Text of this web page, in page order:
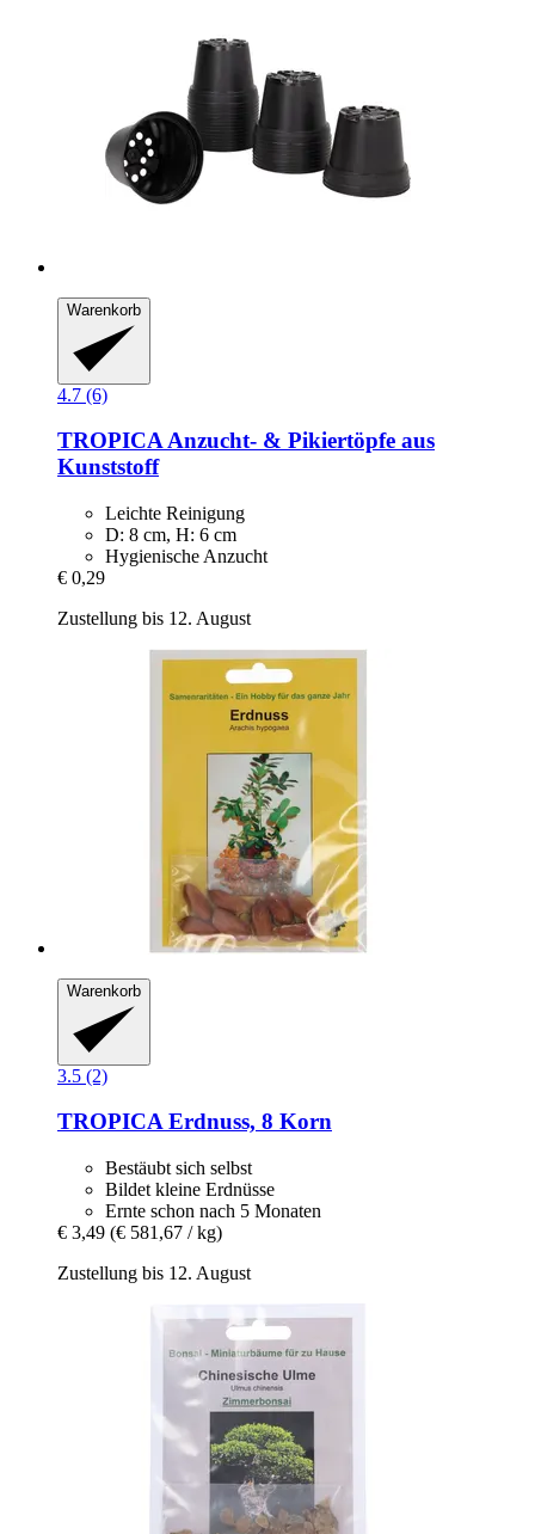
Warenkorb
4.7 (6)
TROPICAAnzucht-​ & Pikiertöpfe aus
Kunststoff
Leichte Reinigung
D: 8 cm, H: 6 cm
Hygienische Anzucht
€ 0,29
Zustellung bis 12. August
Warenkorb
3.5 (2)
TROPICAErdnuss, 8 Korn
Bestäubt sich selbst
Bildet kleine Erdnüsse
Ernte schon nach 5 Monaten
€ 3,49 (€ 581,67 / kg)
Zustellung bis 12. August